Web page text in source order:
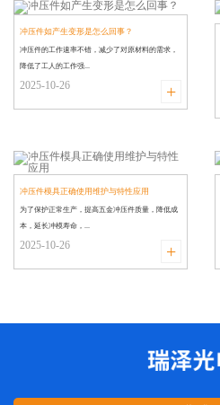
冲压件如产生变形是怎么回事？
冲压件的工作速率不错，减少了对原材料的需求，
降低了工人的工作强...
2025-10-26 +
冲压件模具正确使用维护与特性应用
为了保护正常生产，提高五金冲压件质量，降低成
本，延长冲模寿命，...
2025-10-26 +